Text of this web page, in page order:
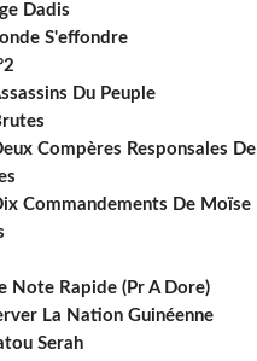
Dadis
S'effondre
Du Peuple
Compères Responsales De
Commandements De Moïse
Note Rapide (Pr A Dore)
La Nation Guinéenne
Serah